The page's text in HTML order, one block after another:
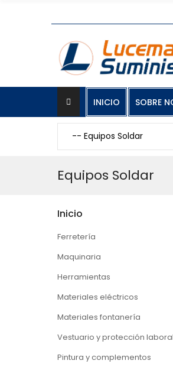
INICIO SOBRE
Equipos Soldar
Inicio
Ferretería
Maquinaria
Herramientas
Materiales eléctricos
Materiales fontanería
Vestuario y protección laboral
Pintura y complementos